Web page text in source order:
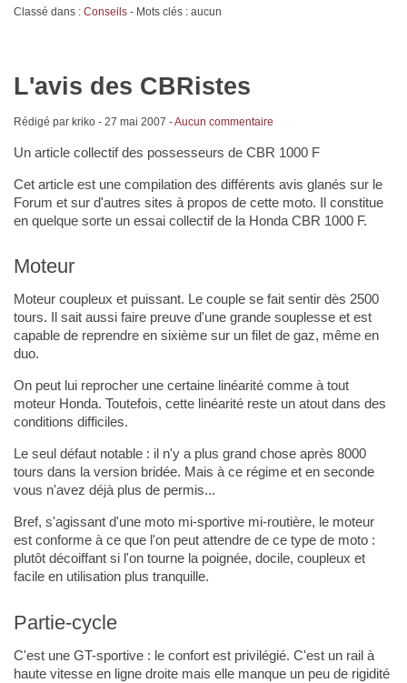
Classé dans : Conseils- Mots clés : aucun
L'avis des CBRistes
Rédigé par kriko - 27 mai 2007 -Aucun commentaire
Un article collectif des possesseurs de CBR 1000 F
Cet article est une compilation des différents avis glanés sur le
Forum et sur d'autres sites à propos de cette moto. Il constitue
en quelque sorte un essai collectif de la Honda CBR 1000 F.
Moteur
Moteur coupleux et puissant. Le couple se fait sentir dès 2500
tours. Il sait aussi faire preuve d'une grande souplesse et est
capable de reprendre en sixième sur un filet de gaz, même en
duo.
On peut lui reprocher une certaine linéarité comme à tout
moteur Honda. Toutefois, cette linéarité reste un atout dans des
conditions difficiles.
Le seul défaut notable : il n'y a plus grand chose après 8000
tours dans la version bridée. Mais à ce régime et en seconde
vous n'avez déjà plus de permis...
Bref, s'agissant d'une moto mi-sportive mi-routière, le moteur
est conforme à ce que l'on peut attendre de ce type de moto :
plutôt décoiffant si l'on tourne la poignée, docile, coupleux et
facile en utilisation plus tranquille.
Partie-cycle
C'est une GT-sportive : le confort est privilégié. C'est un rail à
haute vitesse en ligne droite mais elle manque un peu de rigidité